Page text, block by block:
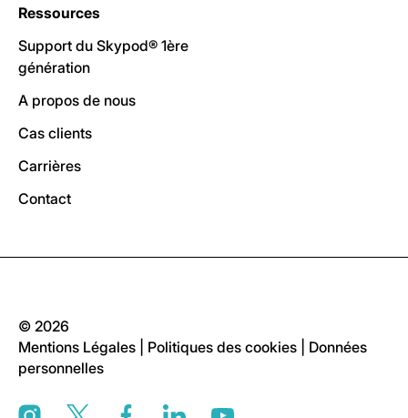
Ressources
Support du Skypod® 1ère
génération
A propos de nous
Cas clients
Carrières
Contact
© 2026
Mentions Légales
Politiques des cookies
Données
personnelles